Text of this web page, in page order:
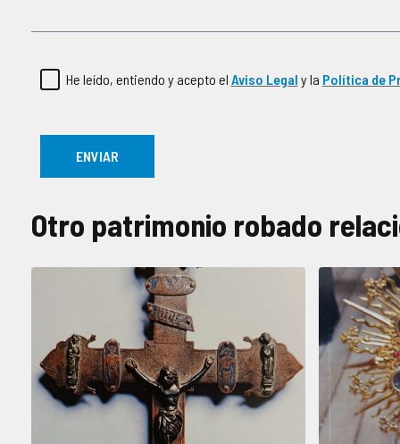
He leído, entiendo y acepto el Aviso Legal y la Política de
Otro patrimonio robado